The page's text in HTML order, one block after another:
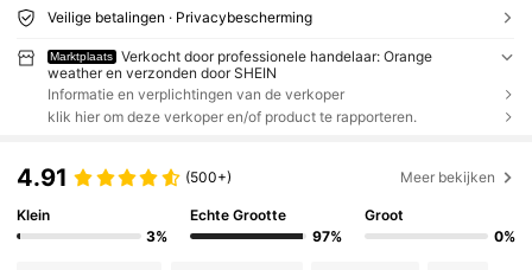
Veilige betalingen · Privacybescherming
Marktplaats
Verkocht door professionele handelaar: Orange
weather en verzonden door SHEIN
Informatie en verplichtingen van de verkoper
klik hier om deze verkoper en/of product te rapporteren.
4.91 (500+) Meer bekijken
Klein
3%
Echte Grootte
97%
Groot
0%